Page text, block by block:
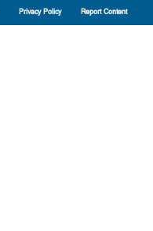
Privacy Policy Report Content